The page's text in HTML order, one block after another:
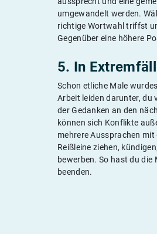
umgewandelt werden.
richtige Wortwahl triffst
Gegenüber eine höhere
5. In
Schon etliche Male
Arbeit leiden darunter, du
der Gedanken an den
können sich Konflikte
mehrere Aussprachen
Reißleine ziehen,
bewerben. So hast du die
beenden.